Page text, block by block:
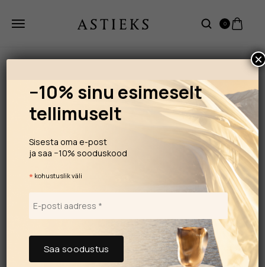
0
−10% sinu esimeselt
tellimuselt
Sisesta oma e-post
ja saa −10% sooduskood
* kohustuslik väli
×